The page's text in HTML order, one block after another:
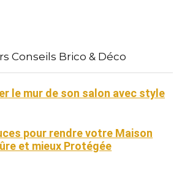
Conseils Brico & Déco
le mur de son salon avec style
pour rendre votre Maison
et mieux Protégée